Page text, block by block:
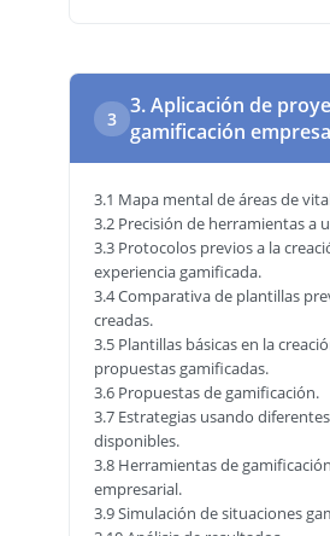
3
3. Aplicación de
gamificación
3.1 Mapa mental de áreas de
3.2 Precisión de herramientas a
3.3 Protocolos previos a la
experiencia gamificada.
3.4 Comparativa de plantillas
creadas.
3.5 Plantillas básicas en la
propuestas gamificadas.
3.6 Propuestas de gamificación.
3.7 Estrategias usando
disponibles.
3.8 Herramientas de
empresarial.
3.9 Simulación de situaciones